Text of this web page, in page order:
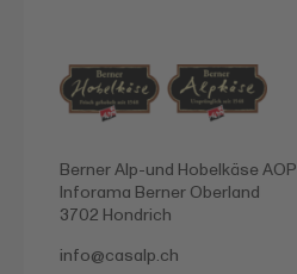
Berner Alp-und Hobelkäse AOP
Inforama Berner Oberland
3702 Hondrich
info@casalp.ch